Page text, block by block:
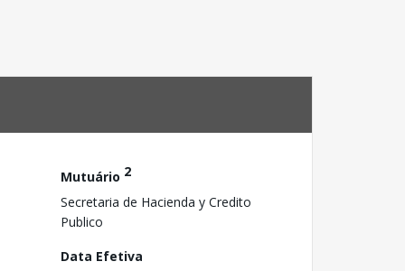
Mutuário 2
Secretaria de Hacienda y Credito
Publico
Data Efetiva